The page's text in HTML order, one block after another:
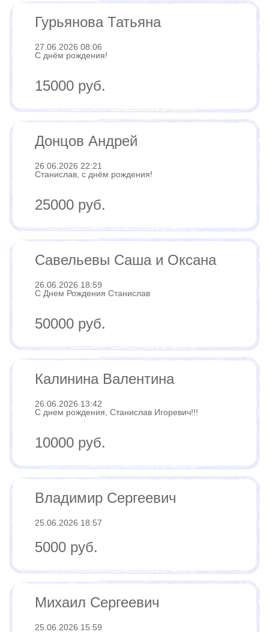
Гурьянова Татьяна
27.06.2026 08:06
С днём рождения!
15000 руб.
Донцов Андрей
26.06.2026 22:21
Станислав, с днём рождения!
25000 руб.
Савельевы Саша и Оксана
26.06.2026 18:59
С Днем Рождения Станислав
50000 руб.
Калинина Валентина
26.06.2026 13:42
С днем рождения, Станислав Игоревич!!!
10000 руб.
Владимир Сергеевич
25.06.2026 18:57
5000 руб.
Михаил Сергеевич
25.06.2026 15:59